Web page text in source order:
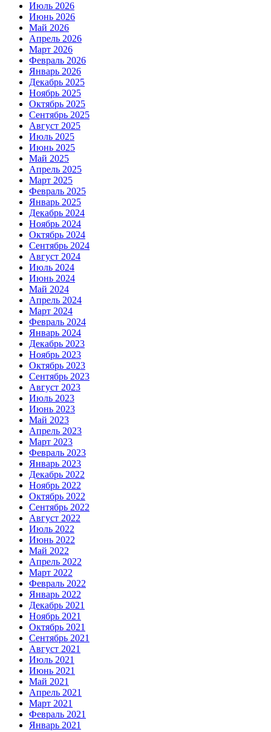
Июль 2026
Июнь 2026
Май 2026
Апрель 2026
Март 2026
Февраль 2026
Январь 2026
Декабрь 2025
Ноябрь 2025
Октябрь 2025
Сентябрь 2025
Август 2025
Июль 2025
Июнь 2025
Май 2025
Апрель 2025
Март 2025
Февраль 2025
Январь 2025
Декабрь 2024
Ноябрь 2024
Октябрь 2024
Сентябрь 2024
Август 2024
Июль 2024
Июнь 2024
Май 2024
Апрель 2024
Март 2024
Февраль 2024
Январь 2024
Декабрь 2023
Ноябрь 2023
Октябрь 2023
Сентябрь 2023
Август 2023
Июль 2023
Июнь 2023
Май 2023
Апрель 2023
Март 2023
Февраль 2023
Январь 2023
Декабрь 2022
Ноябрь 2022
Октябрь 2022
Сентябрь 2022
Август 2022
Июль 2022
Июнь 2022
Май 2022
Апрель 2022
Март 2022
Февраль 2022
Январь 2022
Декабрь 2021
Ноябрь 2021
Октябрь 2021
Сентябрь 2021
Август 2021
Июль 2021
Июнь 2021
Май 2021
Апрель 2021
Март 2021
Февраль 2021
Январь 2021